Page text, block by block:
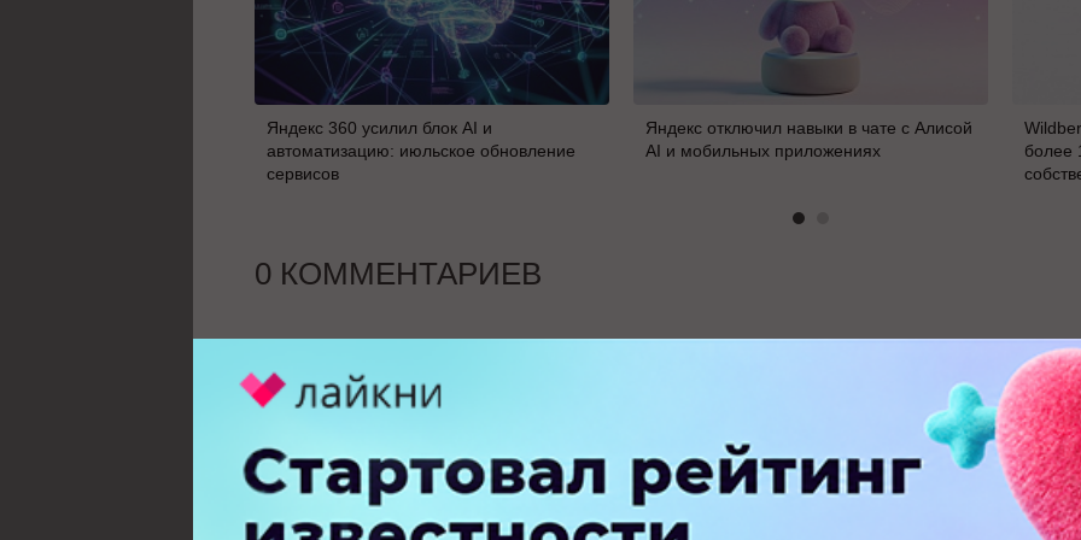
Яндекс 360 усилил блок AI и
автоматизацию: июльское обновление
сервисов
Яндекс отключил навыки в чате с Алисой
AI и мобильных приложениях
более
0 КОММЕНТАРИЕВ